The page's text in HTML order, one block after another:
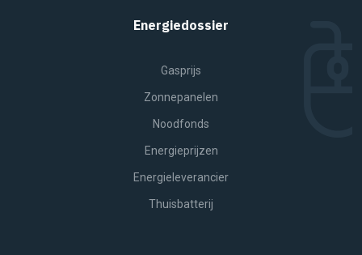
Energiedossier
Gasprijs
Zonnepanelen
Noodfonds
Energieprijzen
Energieleverancier
Thuisbatterij